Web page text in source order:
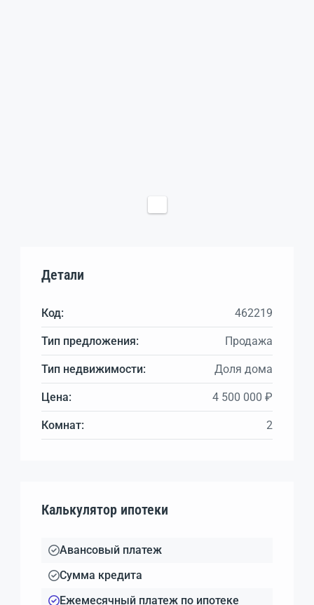
Детали
Код: 462219
Тип предложения: Продажа
Тип недвижимости: Доля дома
Цена: 4 500 000 ₽
Комнат: 2
Калькулятор ипотеки
Авансовый платеж
Сумма кредита
Ежемесячный платеж по ипотеке